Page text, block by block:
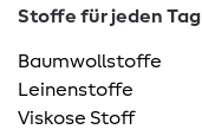
Stoffe für jeden Tag
Baumwollstoffe
Leinenstoffe
Viskose Stoff